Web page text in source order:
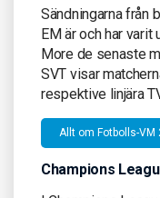
Sändningarna från
EM är och har
More de senaste
SVT visar
respektive linjära
Allt om Fotbolls-VM
Champions